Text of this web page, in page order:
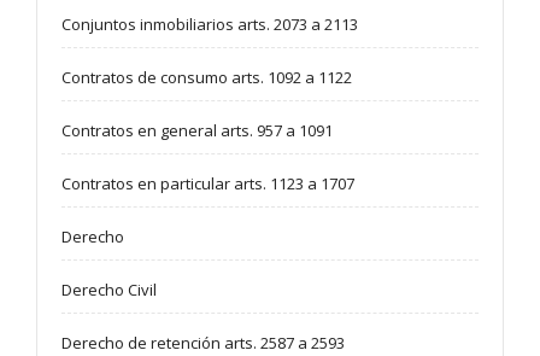
Conjuntos inmobiliarios arts. 2073 a 2113
Contratos de consumo arts. 1092 a 1122
Contratos en general arts. 957 a 1091
Contratos en particular arts. 1123 a 1707
Derecho
Derecho Civil
Derecho de retención arts. 2587 a 2593